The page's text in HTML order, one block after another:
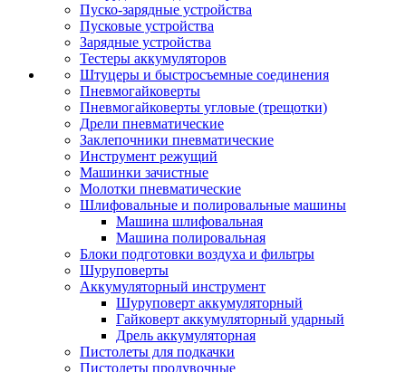
Пуско-зарядные устройства
Пусковые устройства
Зарядные устройства
Тестеры аккумуляторов
Штуцеры и быстросъемные соединения
Пневмогайковерты
Пневмогайковерты угловые (трещотки)
Дрели пневматические
Заклепочники пневматические
Инструмент режущий
Машинки зачистные
Молотки пневматические
Шлифовальные и полировальные машины
Машина шлифовальная
Машина полировальная
Блоки подготовки воздуха и фильтры
Шуруповерты
Аккумуляторный инструмент
Шуруповерт аккумуляторный
Гайковерт аккумуляторный ударный
Дрель аккумуляторная
Пистолеты для подкачки
Пистолеты продувочные